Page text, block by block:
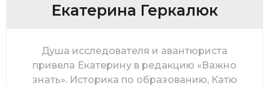
Екатерина Геркалюк
Душа исследователя и авантюриста
привела Екатерину в редакцию «Важно
знать». Историка по образованию, Катю